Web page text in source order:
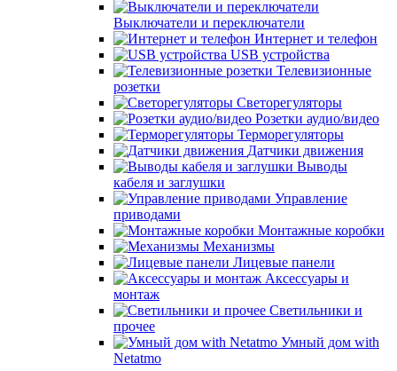
Выключатели и переключатели
Интернет и телефон
USB устройства
Телевизионные
розетки
Светорегуляторы
Розетки аудио/видео
Терморегуляторы
Датчики движения
Выводы
кабеля и заглушки
Управление
приводами
Монтажные коробки
Механизмы
Лицевые панели
Аксессуары и
монтаж
Светильники и
прочее
Умный дом with
Netatmo